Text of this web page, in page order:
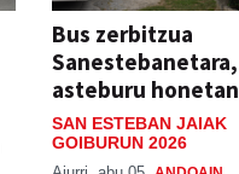
Bus zerbitzua
Sanestebanetara,
asteburu honetan
SAN ESTEBAN JAIAK
GOIBURUN 2026